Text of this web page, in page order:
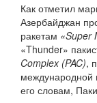
Как отметил
Азербайджан
ракетам «Super
«Thunder»
Complex (PAC),
международной
его словам,